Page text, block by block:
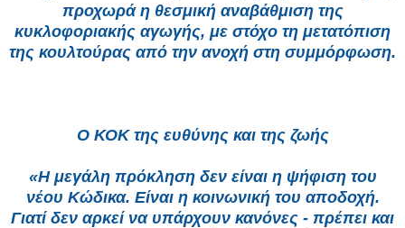
προχωρά η θεσμική αναβάθμιση της
κυκλοφοριακής αγωγής, με στόχο τη μετατόπιση
της κουλτούρας από την ανοχή στη συμμόρφωση.
Ο ΚΟΚ της ευθύνης και της ζωής
«Η μεγάλη πρόκληση δεν είναι η ψήφιση του
νέου Κώδικα. Είναι η κοινωνική του αποδοχή.
Γιατί δεν αρκεί να υπάρχουν κανόνες - πρέπει και